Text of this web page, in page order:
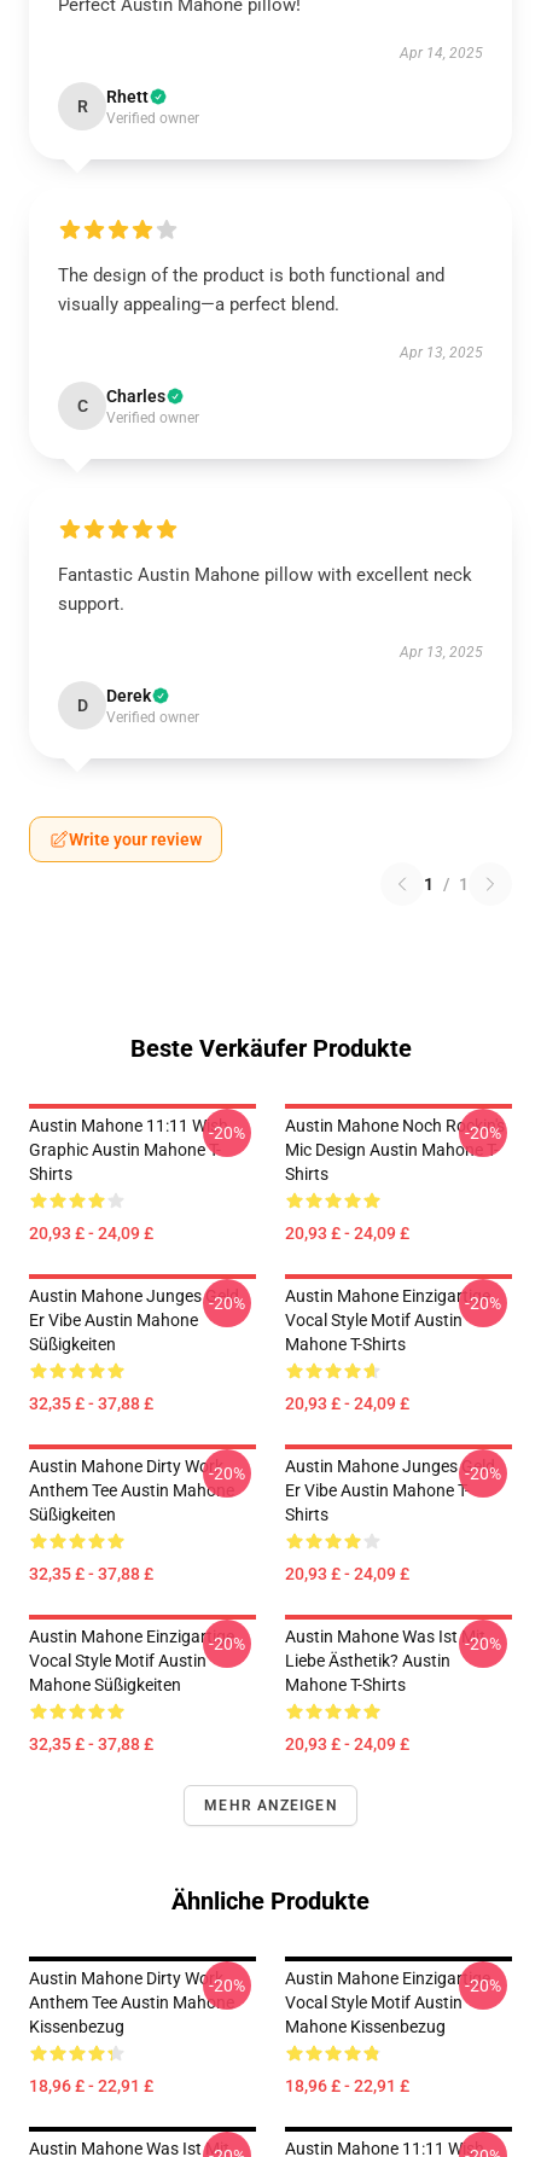
Perfect Austin Mahone pillow!
Apr 14, 2025
R Rhett
Verified owner
The design of the product is both functional and
visually appealing—a perfect blend.
Apr 13, 2025
C Charles
Verified owner
Fantastic Austin Mahone pillow with excellent neck
support.
Apr 13, 2025
D Derek
Verified owner
Write your review
1 / 1
Beste Verkäufer Produkte
Austin Mahone 11:11 Wish
Graphic Austin Mahone T-
Shirts
20,93 £ - 24,09 £
-20%
Austin Mahone Noch Rockin's
Mic Design Austin Mahone T-
Shirts
20,93 £ - 24,09 £
-20%
Austin Mahone Junges Geld
Er Vibe Austin Mahone
Süßigkeiten
32,35 £ - 37,88 £
-20%
Austin Mahone Einzigartige
Vocal Style Motif Austin
Mahone T-Shirts
20,93 £ - 24,09 £
-20%
Austin Mahone Dirty Work
Anthem Tee Austin Mahone
Süßigkeiten
32,35 £ - 37,88 £
-20%
Austin Mahone Junges Geld
Er Vibe Austin Mahone T-
Shirts
20,93 £ - 24,09 £
-20%
Austin Mahone Einzigartige
Vocal Style Motif Austin
Mahone Süßigkeiten
32,35 £ - 37,88 £
-20%
Austin Mahone Was Ist Mit
Liebe Ästhetik? Austin
Mahone T-Shirts
20,93 £ - 24,09 £
-20%
MEHR ANZEIGEN
Ähnliche Produkte
Austin Mahone Dirty Work
Anthem Tee Austin Mahone
Kissenbezug
18,96 £ - 22,91 £
-20%
Austin Mahone Einzigartige
Vocal Style Motif Austin
Mahone Kissenbezug
18,96 £ - 22,91 £
-20%
Austin Mahone Was Ist Mit
Austin Mahone 11:11 Wish